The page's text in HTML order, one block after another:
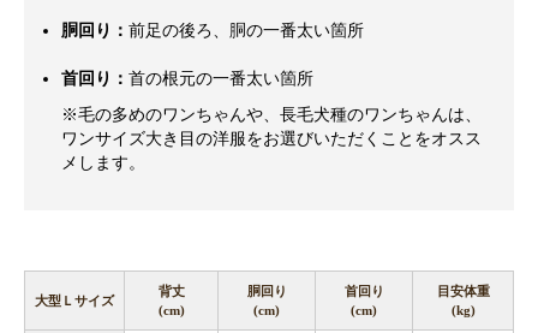
胴回り： 前足の後ろ、胴の一番太い箇所
首回り： 首の根元の一番太い箇所
※毛の多めのワンちゃんや、長毛犬種のワンちゃんは、
ワンサイズ大き目の洋服をお選びいただくことをオスス
メします。
大型Ｌサイズ
背丈
(cm)
胴回り
(cm)
首回り
(cm)
目安体重
(kg)